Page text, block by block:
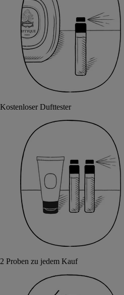
Kostenloser Dufttester
2 Proben zu jedem Kauf